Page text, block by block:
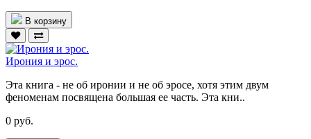
В корзину
Ирония и эрос.
Эта книга - не об иронии и не об эросе, хотя этим двум
феноменам посвящена большая ее часть. Эта кни..
0 руб.